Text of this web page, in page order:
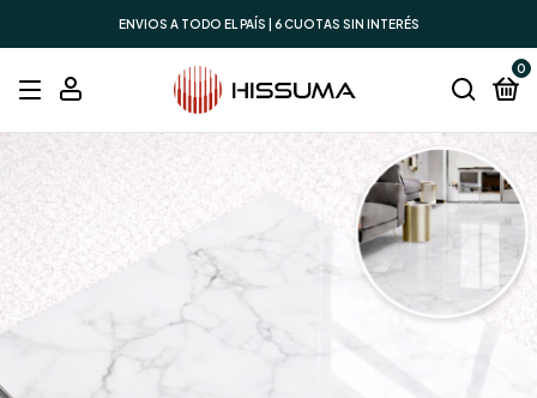
ENVIOS A TODO EL PAÍS | 6 CUOTAS SIN INTERÉS
0